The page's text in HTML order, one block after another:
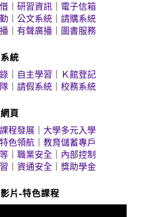
｜研習資訊
電子信箱
｜公文系統 ｜請購系統
有聲廣播 圖書服務
統
自主學習
Ｋ館登記
｜請假系統 ｜校務系統
頁
程發展
大學多元入學
色領航 ｜教育儲蓄專戶
｜職業安全
內部控制
｜資通安全 ｜獎助學金
片-特色課程